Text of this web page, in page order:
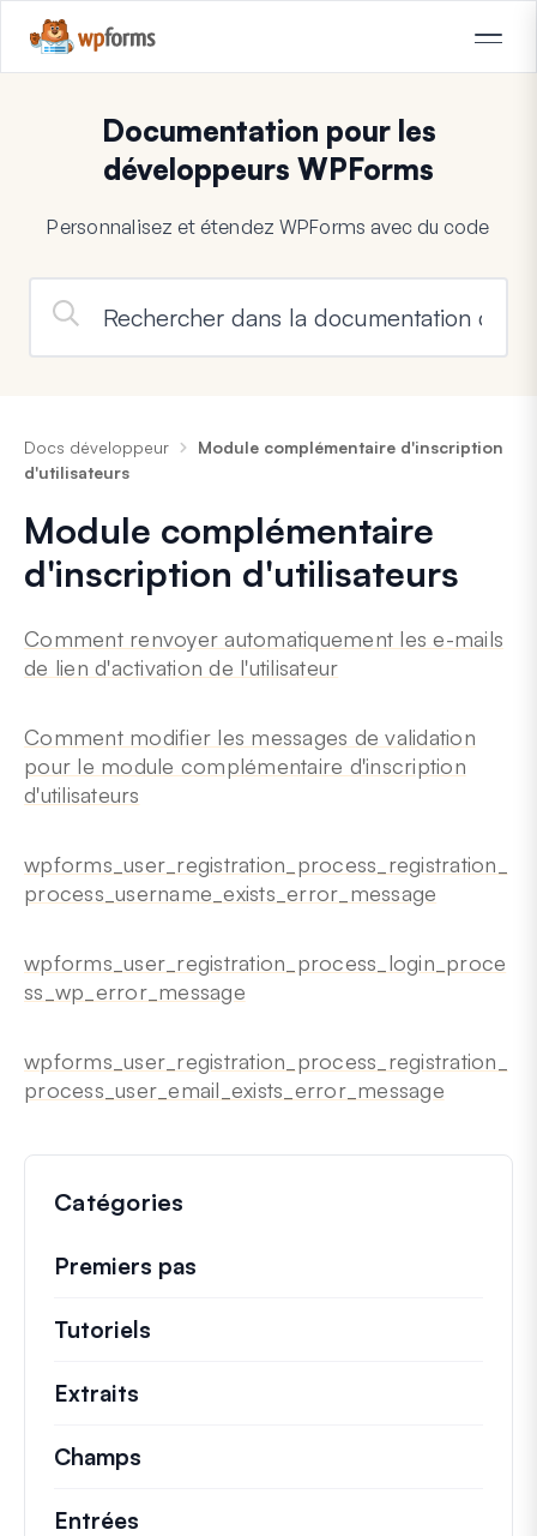
Documentation pour les
développeurs WPForms
Personnalisez et étendez WPForms avec du code
Docs développeur
Module complémentaire d'inscription
d'utilisateurs
Module complémentaire
d'inscription d'utilisateurs
Comment renvoyer automatiquement les e-mails
de lien d'activation de l'utilisateur
Comment modifier les messages de validation
pour le module complémentaire d'inscription
d'utilisateurs
wpforms_user_registration_process_registration_
process_username_exists_error_message
wpforms_user_registration_process_login_proce
ss_wp_error_message
wpforms_user_registration_process_registration_
process_user_email_exists_error_message
Catégories
Premiers pas
Tutoriels
Extraits
Champs
Entrées